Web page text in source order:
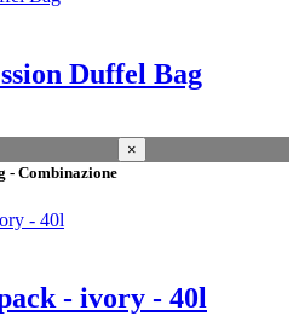
Duffel Bag
- Combinazione
×
- ivory - 40l